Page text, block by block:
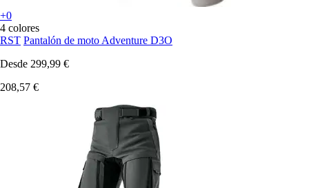
+0
4 colores
RST Pantalón de moto Adventure D3O
Desde 299,99 €
208,57 €